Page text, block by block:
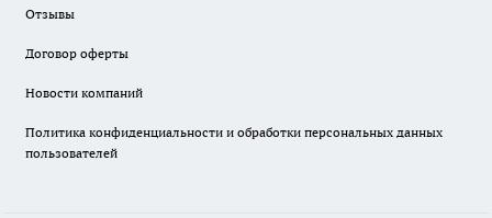
Отзывы
Договор оферты
Новости компаний
Политика конфиденциальности и обработки персональных данных
пользователей